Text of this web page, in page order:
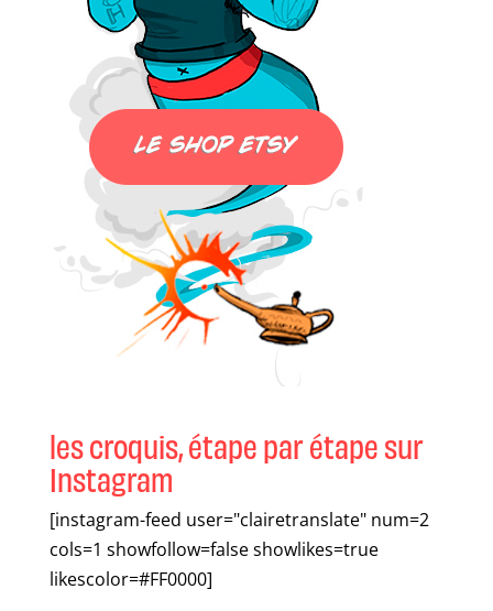
les croquis, étape par étape sur
Instagram
[instagram-feed user="clairetranslate" num=2
cols=1 showfollow=false showlikes=true
likescolor=#FF0000]